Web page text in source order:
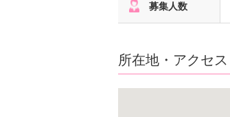
募集人数
所在地・アクセス